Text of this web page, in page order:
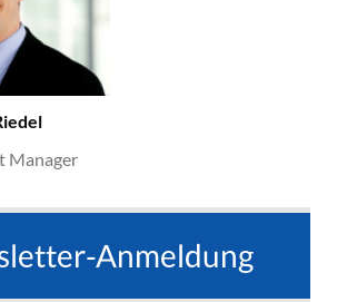
Manager
Anmeldung